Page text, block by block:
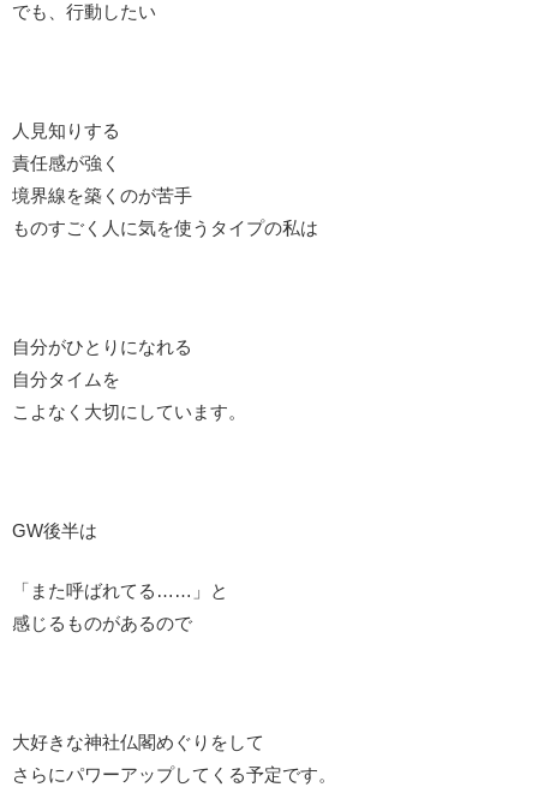
でも、行動したい
人見知りする
責任感が強く
境界線を築くのが苦手
ものすごく人に気を使うタイプの私は
自分がひとりになれる
自分タイムを
こよなく大切にしています。
GW後半は
「また呼ばれてる……」と
感じるものがあるので
大好きな神社仏閣めぐりをして
さらにパワーアップしてくる予定です。